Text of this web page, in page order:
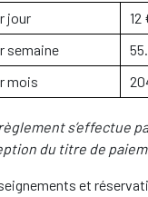
jour
12
semaine
mois
s’effectue
du titre de
et